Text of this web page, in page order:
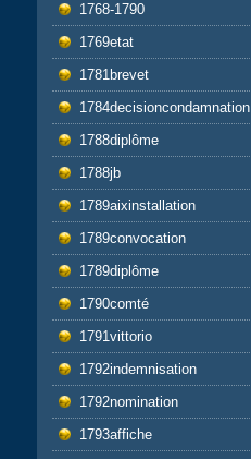
1768-1790
1769etat
1781brevet
1784decisioncondamnation
1788diplôme
1788jb
1789aixinstallation
1789convocation
1789diplôme
1790comté
1791vittorio
1792indemnisation
1792nomination
1793affiche